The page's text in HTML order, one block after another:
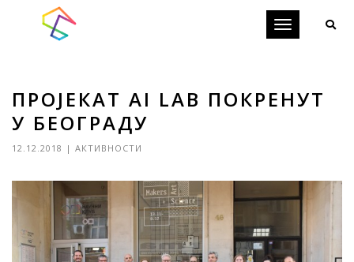
Toggle
ПРОЈЕКАТ AI LAB ПОКРЕНУТ
У БЕОГРАДУ
12.12.2018 | АКТИВНОСТИ